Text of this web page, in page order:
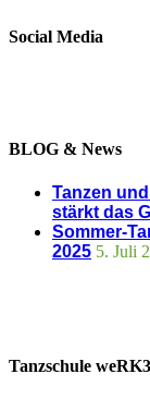
Social Media
BLOG & News
Tanzen
stärkt das
Sommer-
2025 5. Juli
Tanzschule